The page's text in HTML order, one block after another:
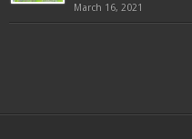
March 16, 2021